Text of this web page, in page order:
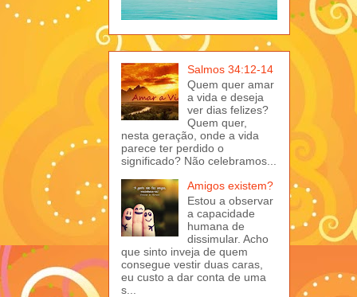
Salmos 34:12-14
Quem quer amar
a vida e deseja
ver dias felizes?
Quem quer,
nesta geração, onde a vida
parece ter perdido o
significado? Não celebramos...
Amigos existem?
Estou a observar
a capacidade
humana de
dissimular. Acho
que sinto inveja de quem
consegue vestir duas caras,
eu custo a dar conta de uma
s...